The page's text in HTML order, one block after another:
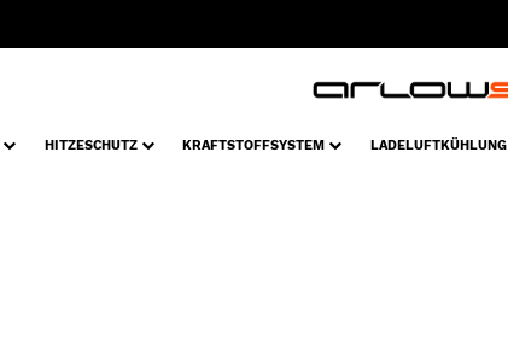
HITZESCHUTZ KRAFTSTOFFSYSTEM LADELUFTKÜHLUNG